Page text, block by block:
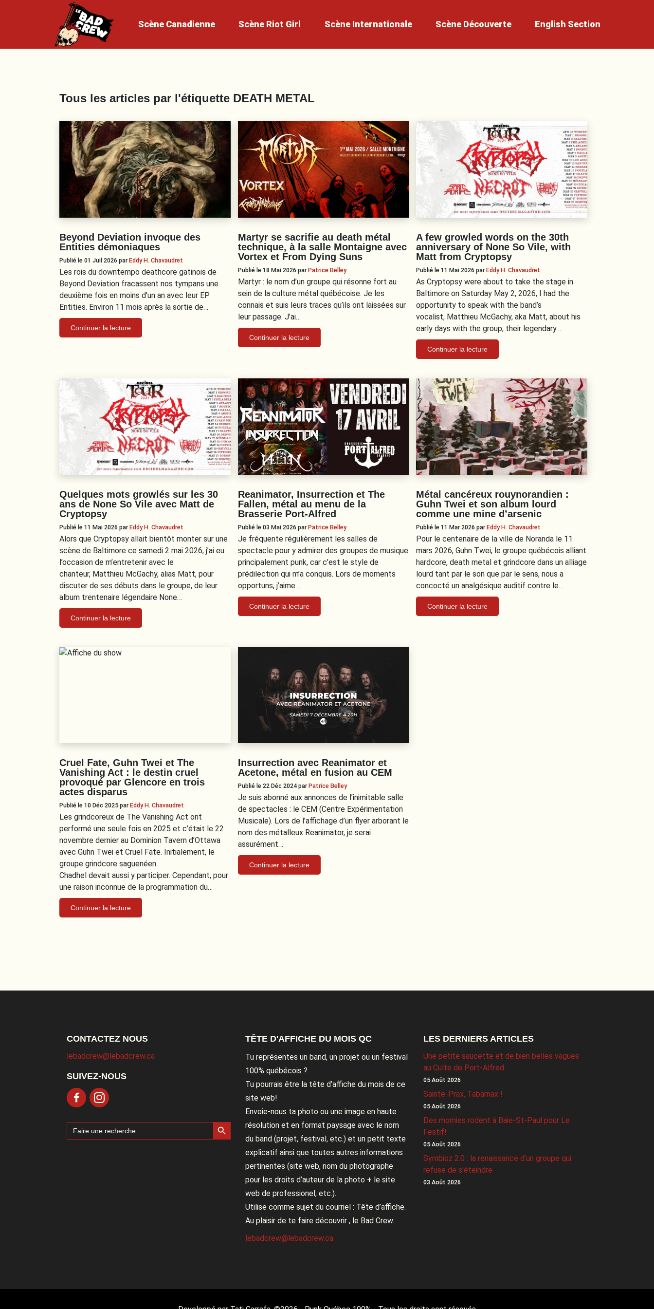
Scène Canadienne Scène Riot Girl Scène Internationale Scène Découverte English Section
Tous les articles par l'étiquette DEATH METAL
Beyond Deviation invoque des
Entities démoniaques
Publié le 01 Juil 2026 parEddy H. Chavaudret
Les rois du downtempo deathcore gatinois de
Beyond Deviation fracassent nos tympans une
deuxième fois en moins d’un an avec leur EP
Entities. Environ 11 mois après la sortie de…
Continuer la lecture
Martyr se sacrifie au death métal
technique, à la salle Montaigne avec
Vortex et From Dying Suns
Publié le 18 Mai 2026 parPatrice Belley
Martyr : le nom d’un groupe qui résonne fort au
sein de la culture métal québécoise. Je les
connais et suis leurs traces qu’ils ont laissées sur
leur passage. J’ai…
Continuer la lecture
A few growled words on the 30th
anniversary of None So Vile, with
Matt from Cryptopsy
Publié le 11 Mai 2026parEddy H. Chavaudret
As Cryptopsy were about to take the stage in
Baltimore on Saturday May 2, 2026, I had the
opportunity to speak with the band’s
vocalist, Matthieu McGachy, aka Matt, about his
early days with the group, their legendary…
Continuer la lecture
Quelques mots growlés sur les 30
ans de None So Vile avec Matt de
Cryptopsy
Publié le 11 Mai 2026 parEddy H. Chavaudret
Alors que Cryptopsy allait bientôt monter sur une
scène de Baltimore ce samedi 2 mai 2026, j’ai eu
l’occasion de m’entretenir avec le
chanteur, Matthieu McGachy, alias Matt, pour
discuter de ses débuts dans le groupe, de leur
album trentenaire légendaire None…
Continuer la lecture
Reanimator, Insurrection et The
Fallen, métal au menu de la
Brasserie Port-Alfred
Publié le 03 Mai 2026 parPatrice Belley
Je fréquente régulièrement les salles de
spectacle pour y admirer des groupes de musique
principalement punk, car c’est le style de
prédilection qui m’a conquis. Lors de moments
opportuns, j’aime…
Continuer la lecture
Métal cancéreux rouynorandien :
Guhn Twei et son album lourd
comme une mine d’arsenic
Publié le 11 Mar 2026parEddy H. Chavaudret
Pour le centenaire de la ville de Noranda le 11
mars 2026, Guhn Twei, le groupe québécois alliant
hardcore, death metal et grindcore dans un alliage
lourd tant par le son que par le sens, nous a
concocté un analgésique auditif contre le…
Continuer la lecture
Cruel Fate, Guhn Twei et The
Vanishing Act : le destin cruel
provoqué par Glencore en trois
actes disparus
Publié le 10 Déc 2025parEddy H. Chavaudret
Les grindcoreux de The Vanishing Act ont
performé une seule fois en 2025 et c’était le 22
novembre dernier au Dominion Tavern d’Ottawa
avec Guhn Twei et Cruel Fate. Initialement, le
groupe grindcore saguenéen
Chadhel devait aussi y participer. Cependant, pour
une raison inconnue de la programmation du…
Continuer la lecture
Insurrection avec Reanimator et
Acetone, métal en fusion au CEM
Publié le 22 Déc 2024 parPatrice Belley
Je suis abonné aux annonces de l’inimitable salle
de spectacles : le CEM (Centre Expérimentation
Musicale). Lors de l’affichage d’un flyer arborant le
nom des métalleux Reanimator, je serai
assurément…
Continuer la lecture
CONTACTEZ NOUS
lebadcrew@lebadcrew.ca
SUIVEZ-NOUS
Search
for:
Search Button
TÊTE D'AFFICHE DU MOIS QC
Tu représentes un band, un projet ou un festival
100% québécois ?
Tu pourrais être la tête d’affiche du mois de ce
site web!
Envoie-nous ta photo ou une image en haute
résolution et en format paysage avec le nom
du band (projet, festival, etc.) et un petit texte
explicatif ainsi que toutes autres informations
pertinentes (site web, nom du photographe
pour les droits d’auteur de la photo + le site
web de professionel, etc.).
Utilise comme sujet du courriel : Tête d’affiche.
Au plaisir de te faire découvrir , le Bad Crew.
lebadcrew@lebadcrew.ca
LES DERNIERS ARTICLES
Une petite saucette et de bien belles vagues
au Culte de Port-Alfred
05 Août 2026
Sainte-Prax, Tabarnax !
05 Août 2026
Des momies rodent à Baie-St-Paul pour Le
Festif!
05 Août 2026
Symbioz 2.0 : la renaissance d’un groupe qui
refuse de s’éteindre
03 Août 2026